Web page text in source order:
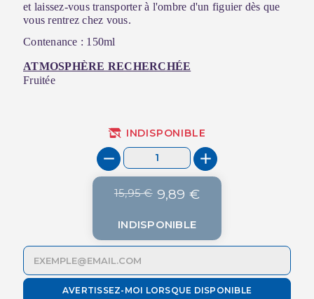
et laissez-vous transporter à l'ombre d'un figuier dès que
vous rentrez chez vous.
Contenance : 150ml
ATMOSPHÈRE RECHERCHÉE
Fruitée
INDISPONIBLE
15,95 € 9,89 €
INDISPONIBLE
AVERTISSEZ-MOI LORSQUE DISPONIBLE